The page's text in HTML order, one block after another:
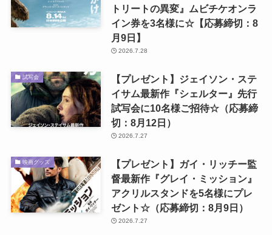
トリートの異変』ムビチケオンラ
イン券を3名様に☆【応募締切：8
月9日】
2026.7.28
試写会
【プレゼント】ジェイソン・ステ
イサム最新作『シェルター』先行
試写会に10名様ご招待☆（応募締
切：8月12日）
2026.7.27
映画グッズ
【プレゼント】ガイ・リッチー監
督最新作『グレイ・ミッション』
アクリルスタンドを5名様にプレ
ゼント☆（応募締切：8月9日）
2026.7.27